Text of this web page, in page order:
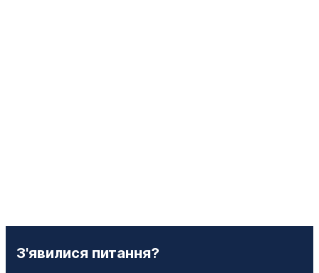
З'явилися питання?